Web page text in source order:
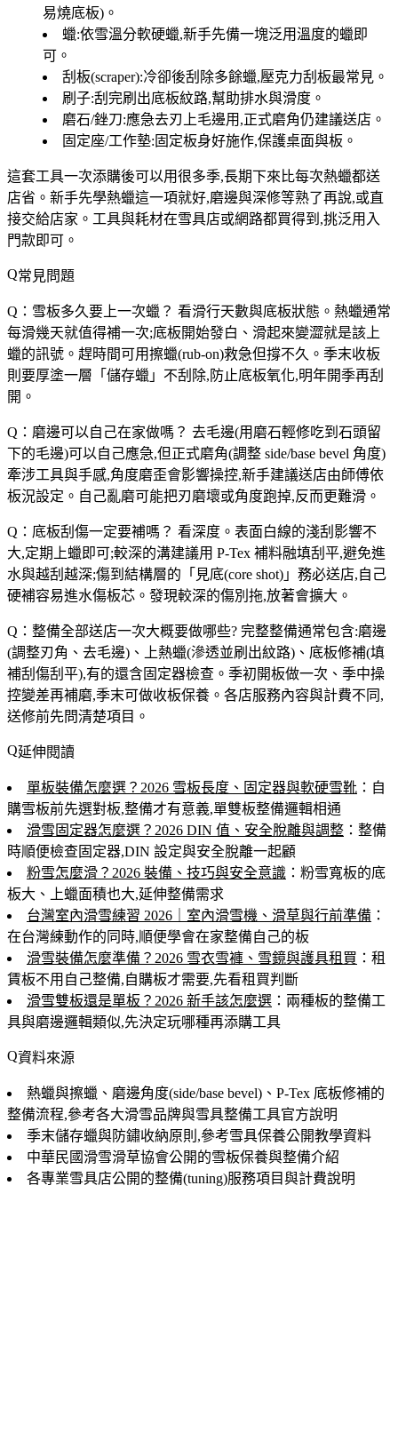
易燒底板)。
蠟:依雪溫分軟硬蠟,新手先備一塊泛用溫度的蠟即
可。
刮板(scraper):冷卻後刮除多餘蠟,壓克力刮板最常見。
刷子:刮完刷出底板紋路,幫助排水與滑度。
磨石/銼刀:應急去刃上毛邊用,正式磨角仍建議送店。
固定座/工作墊:固定板身好施作,保護桌面與板。
這套工具一次添購後可以用很多季,長期下來比每次熱蠟都送
店省 。新手先學熱蠟這一項就好,磨邊與深修等熟了再說,或直
接交給店家。工具與耗材在雪具店或網路都買得到,挑泛用入
門款即可。
常見問題
Q：雪板多久要上一次蠟？ 看滑行天數與底板狀態。熱蠟通常
每滑幾天就值得補一次;底板開始發白、滑起來變澀就是該上
蠟的訊號。趕時間可用擦蠟(rub-on)救急但撐不久。季末收板
則要厚塗一層「儲存蠟」不刮除,防止底板氧化,明年開季再刮
開。
Q：磨邊可以自己在家做嗎？ 去毛邊(用磨石輕修吃到石頭留
下的毛邊)可以自己應急,但正式磨角(調整 side/base bevel 角度)
牽涉工具與手感,角度磨歪會影響操控,新手建議送店由師傅依
板況設定。自己亂磨可能把刃磨壞或角度跑掉,反而更難滑。
Q：底板刮傷一定要補嗎？ 看深度。表面白線的淺刮影響不
大,定期上蠟即可;較深的溝建議用 P-Tex 補料融填刮平,避免進
水與越刮越深;傷到結構層的「見底(core shot)」務必送店,自己
硬補容易進水傷板芯。發現較深的傷別拖,放著會擴大。
Q：整備全部送店一次大概要做哪些? 完整整備通常包含:磨邊
(調整刃角、去毛邊)、上熱蠟(滲透並刷出紋路)、底板修補(填
補刮傷刮平),有的還含固定器檢查。季初開板做一次、季中操
控變差再補磨,季末可做收板保養。各店服務內容與計費不同,
送修前先問清楚項目。
延伸閱讀
單板裝備怎麼選？2026 雪板長度、固定器與軟硬雪靴 ：自
購雪板前先選對板,整備才有意義,單雙板整備邏輯相通
滑雪固定器怎麼選？2026 DIN 值、安全脫離與調整 ：整備
時順便檢查固定器,DIN 設定與安全脫離一起顧
粉雪怎麼滑？2026 裝備、技巧與安全意識 ：粉雪寬板的底
板大、上蠟面積也大,延伸整備需求
台灣室內滑雪練習 2026｜室內滑雪機、滑草與行前準備 ：
在台灣練動作的同時,順便學會在家整備自己的板
滑雪裝備怎麼準備？2026 雪衣雪褲、雪鏡與護具租買 ：租
賃板不用自己整備,自購板才需要,先看租買判斷
滑雪雙板還是單板？2026 新手該怎麼選 ：兩種板的整備工
具與磨邊邏輯類似,先決定玩哪種再添購工具
資料來源
熱蠟與擦蠟、磨邊角度(side/base bevel)、P-Tex 底板修補的
整備流程,參考各大滑雪品牌與雪具整備工具官方說明
季末儲存蠟與防鏽收納原則,參考雪具保養公開教學資料
中華民國滑雪滑草協會公開的雪板保養與整備介紹
各專業雪具店公開的整備(tuning)服務項目與計費說明